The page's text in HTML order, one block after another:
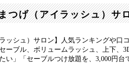
つげ（アイラッシュ）サ
ッシュ）サロン】人気ランキングや
ーブル、ボリュームラッシュ、上下
い」「セーブルつけ放題を、3,000円